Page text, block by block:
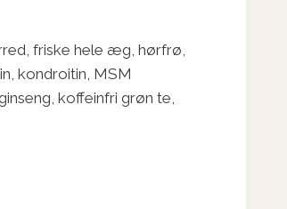
friske hele æg, hørfrø,
kondroitin, MSM
koffeinfri grøn te,